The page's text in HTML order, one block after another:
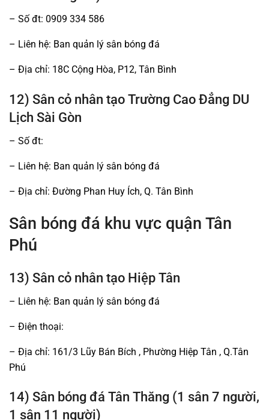
– Số đt: 0909 334 586
– Liên hệ: Ban quản lý sân bóng đá
– Địa chỉ: 18C Cộng Hòa, P12, Tân Bình
12) Sân cỏ nhân tạo Trường Cao Đẳng DU
Lịch Sài Gòn
– Số đt:
– Liên hệ: Ban quản lý sân bóng đá
– Địa chỉ: Đường Phan Huy Ích, Q. Tân Bình
Sân bóng đá khu vực quận Tân
Phú
13) Sân cỏ nhân tạo Hiệp Tân
– Liên hệ: Ban quản lý sân bóng đá
– Điện thoại:
– Địa chỉ: 161/3 Lũy Bán Bích , Phường Hiệp Tân , Q.Tân
Phú
14) Sân bóng đá Tân Thăng (1 sân 7 người,
1 sân 11 người)